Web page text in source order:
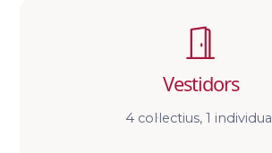
Vestidors
4 col·lectius, 1 individual